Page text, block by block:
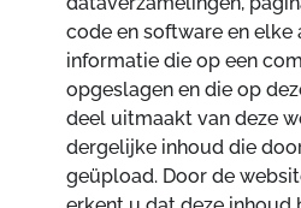
code en software en elke
informatie die op een
opgeslagen en die op
deel uitmaakt van deze
dergelijke inhoud die
geüpload. Door de